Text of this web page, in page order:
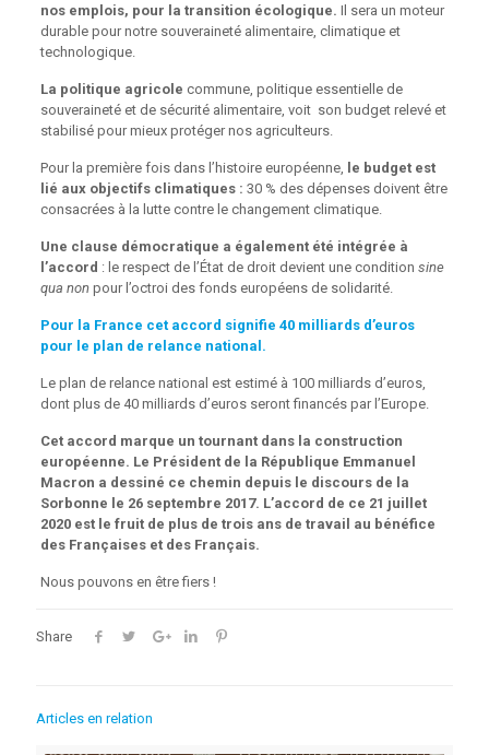
nos emplois, pour la transition écologique. Il sera un moteur
durable pour notre souveraineté alimentaire, climatique et
technologique.
La politique agricole commune, politique essentielle de
souveraineté et de sécurité alimentaire, voit son budget relevé et
stabilisé pour mieux protéger nos agriculteurs.
Pour la première fois dans l’histoire européenne, le budget est
lié aux objectifs climatiques : 30 % des dépenses doivent être
consacrées à la lutte contre le changement climatique.
Une clause démocratique a également été intégrée à
l’accord : le respect de l’État de droit devient une condition sine
qua nonpour l’octroi des fonds européens de solidarité.
Pour la France cet accord signifie 40 milliards d’euros
pour le plan de relance national.
Le plan de relance national est estimé à 100 milliards d’euros,
dont plus de 40 milliards d’euros seront financés par l’Europe.
Cet accord marque un tournant dans la construction
européenne. Le Président de la République Emmanuel
Macron a dessiné ce chemin depuis le discours de la
Sorbonne le 26 septembre 2017. L’accord de ce 21 juillet
2020 est le fruit de plus de trois ans de travail au bénéfice
des Françaises et des Français.
Nous pouvons en être fiers !
Share
Articles en relation